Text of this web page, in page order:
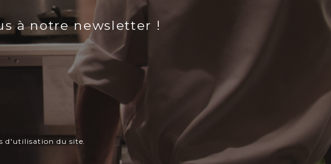
à notre newsletter !
d'utilisation du site.